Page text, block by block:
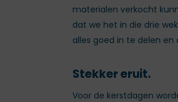
materialen verkocht
dat we het in die drie
alles goed in te delen
Stekker eruit.
Voor de kerstdagen